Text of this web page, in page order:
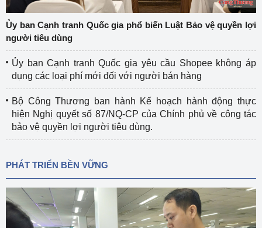
Ủy ban Cạnh tranh Quốc gia phổ biến Luật Bảo vệ quyền lợi
người tiêu dùng
Ủy ban Cạnh tranh Quốc gia yêu cầu Shopee không áp
dụng các loại phí mới đối với người bán hàng
Bộ Công Thương ban hành Kế hoạch hành động thực
hiện Nghị quyết số 87/NQ-CP của Chính phủ về công tác
bảo vệ quyền lợi người tiêu dùng.
PHÁT TRIỂN BỀN VỮNG